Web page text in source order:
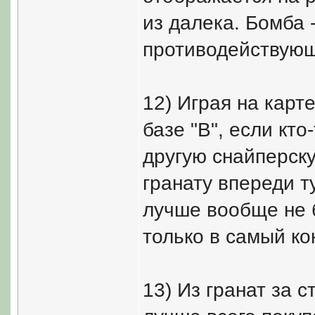
из далека. Бомба
12) Играя на
базе "B", если
другую
гранату впереди
лучше вообще не
только в самый
13) Из гранат за